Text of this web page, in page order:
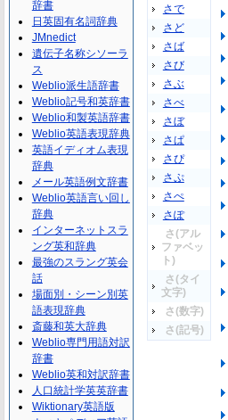
さで
さど
さば
さび
さぶ
さべ
さぼ
さぱ
さぴ
さぷ
さぺ
さぽ
さ(アル
ファベッ
ト)
さ(タイ
文字)
さ(数字)
さ(記号)
辞書
日英固有名詞辞典
JMnedict
遺伝子名称シソーラ
ス
Weblio派生語辞書
Weblio記号和英辞書
Weblio和製英語辞書
Weblio英語表現辞典
英語イディオム表現
辞典
メール英語例文辞書
Weblio英語言い回し
辞典
インターネットスラ
ング英和辞典
最強のスラング英会
話
場面別・シーン別英
語表現辞典
斎藤和英大辞典
Weblio専門用語対訳
辞書
Weblio英和対訳辞書
人口統計学英英辞書
Wiktionary英語版